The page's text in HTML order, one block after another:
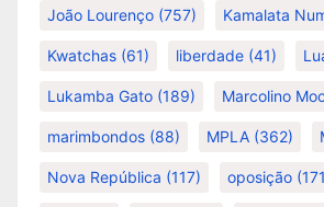
João Lourenço (757) Kamalata
Kwatchas (61) liberdade (41)
Lukamba Gato (189) Marcolino
marimbondos (88) MPLA (362)
Nova República (117) oposição